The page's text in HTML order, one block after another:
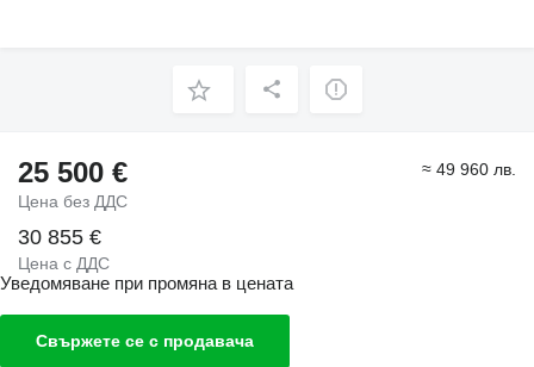
25 500 €
Цена без ДДС
≈ 49 960 лв.
30 855 €
Цена с ДДС
Уведомяване при промяна в цената
Свържете се с продавача